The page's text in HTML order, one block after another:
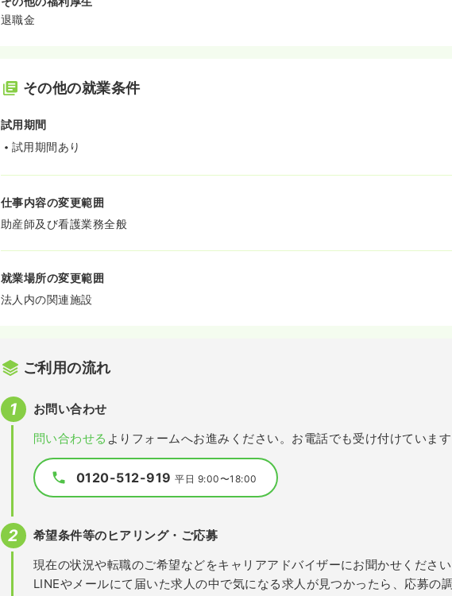
退職金
その他の就業条件
試用期間
試用期間あり
仕事内容の変更範囲
助産師及び看護業務全般
就業場所の変更範囲
法人内の関連施設
ご利用の流れ
お問い合わせ
問い合わせる よりフォームへお進みください。お電話でも受け付けていま
0120-512-919平日 9:00〜18:00
希望条件等のヒアリング・ご応募
現在の状況や転職のご希望などをキャリアアドバイザーにお聞かせくださ
LINEやメールにて届いた求人の中で気になる求人が見つかったら、応募の